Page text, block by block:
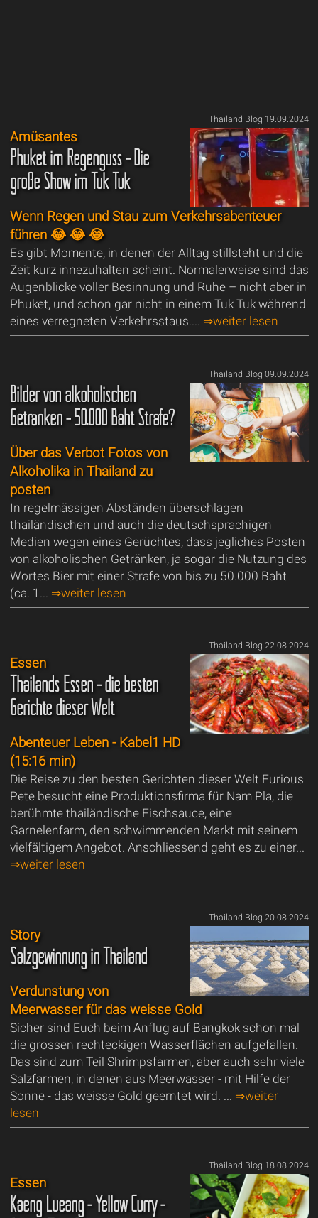
Thailand Blog 19.09.2024
Amüsantes
Phuket im Regenguss - Die
große Show im Tuk Tuk
Wenn Regen und Stau zum Verkehrsabenteuer
führen 😂 😂 😂
Es gibt Momente, in denen der Alltag stillsteht und die
Zeit kurz innezuhalten scheint. Normalerweise sind das
Augenblicke voller Besinnung und Ruhe – nicht aber in
Phuket, und schon gar nicht in einem Tuk Tuk während
eines verregneten Verkehrsstaus.... ⇒weiter lesen
Thailand Blog 09.09.2024
Bilder von alkoholischen
Getränken - 50.000 Baht Strafe?
Über das Verbot Fotos von
Alkoholika in Thailand zu
posten
In regelmässigen Abständen überschlagen
thailändischen und auch die deutschsprachigen
Medien wegen eines Gerüchtes, dass jegliches Posten
von alkoholischen Getränken, ja sogar die Nutzung des
Wortes Bier mit einer Strafe von bis zu 50.000 Baht
(ca. 1... ⇒weiter lesen
Thailand Blog 22.08.2024
Essen
Thailands Essen - die besten
Gerichte dieser Welt
Abenteuer Leben - Kabel1 HD
(15:16 min)
Die Reise zu den besten Gerichten dieser Welt Furious
Pete besucht eine Produktionsfirma für Nam Pla, die
berühmte thailändische Fischsauce, eine
Garnelenfarm, den schwimmenden Markt mit seinem
vielfältigem Angebot. Anschliessend geht es zu einer...
⇒weiter lesen
Thailand Blog 20.08.2024
Story
Salzgewinnung in Thailand
Verdunstung von
Meerwasser für das weisse Gold
Sicher sind Euch beim Anflug auf Bangkok schon mal
die grossen rechteckigen Wasserflächen aufgefallen.
Das sind zum Teil Shrimpsfarmen, aber auch sehr viele
Salzfarmen, in denen aus Meerwasser - mit Hilfe der
Sonne - das weisse Gold geerntet wird. ... ⇒weiter
lesen
Thailand Blog 18.08.2024
Essen
Kaeng Lueang - Yellow Curry -